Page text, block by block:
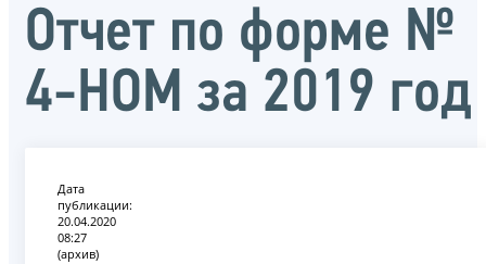
Отчет по форме №
4-НОМ за 2019 год
Дата
публикации:
20.04.2020
08:27
(архив)